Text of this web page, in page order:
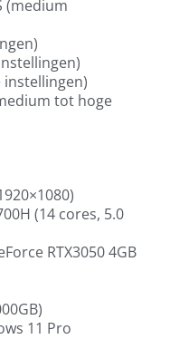
(medium
instellingen)
tot hoge
(14 cores, 5.0
RTX3050 4GB
11 Pro